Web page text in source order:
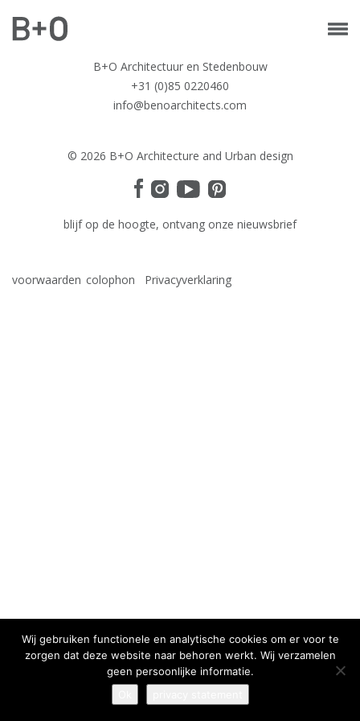
B+O Architectuur en Stedenbouw
+31 (0)85 0220460
info@benoarchitects.com
© 2026 B+O Architecture and Urban design
blijf op de hoogte, ontvang onze nieuwsbrief
voorwaarden colophon Privacyverklaring
Wij gebruiken functionele en analytische cookies om er voor te
zorgen dat deze website naar behoren werkt. Wij verzamelen
geen persoonlijke informatie.